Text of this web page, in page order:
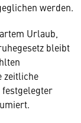
werden.
Urlaub,
bleibt
zeitliche
festgelegter